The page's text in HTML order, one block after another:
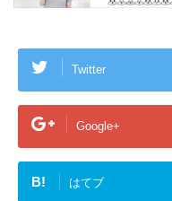
Twitter
Google+
B! はてブ